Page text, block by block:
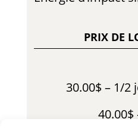
PRIX DE
30.00$ – 1/2
40.00$